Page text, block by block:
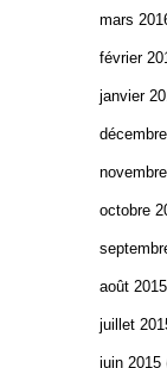
mars
février
janvier
octobre
août 2015
juillet
juin 2015